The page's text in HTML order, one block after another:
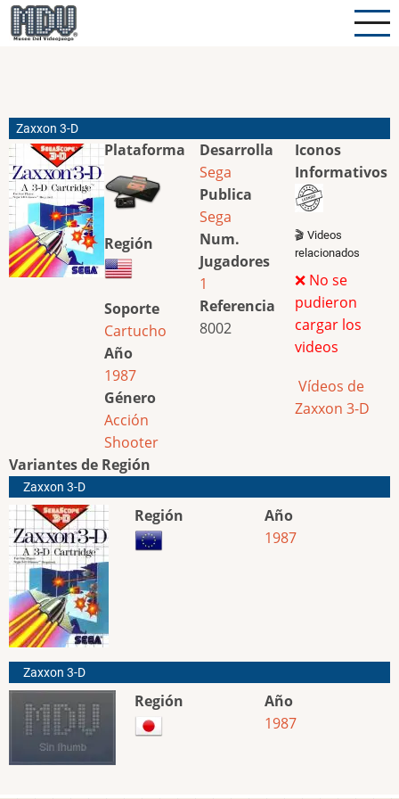
Pasar
al
Zaxxon 3-D
Plataforma
Región
Soporte
Cartucho
Año
1987
Género
Acción
Shooter
Desarrolla
Sega
Publica
Sega
Num.
Jugadores
1
Referencia
8002
Iconos
Informativos
🎬 Videos
relacionados
❌ No se
pudieron
cargar los
videos
Vídeos de
Zaxxon 3-D
Variantes de Región
Zaxxon 3-D
Región
Año
1987
Zaxxon 3-D
Región
Año
1987